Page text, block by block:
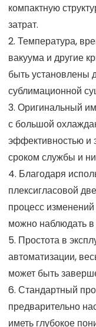
компактную
затрат.
2. Температура,
вакуума и другие
быть установлены
сублимационной
3. Оригинальный
с большой
эффективностью и
сроком службы и
4. Благодаря
плексигласовой
процесс
можно наблюдать
5. Простота в
автоматизации,
может быть
6. Стандартный
предварительно
иметь глубокое